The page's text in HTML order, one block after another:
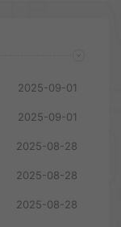
2025-09-01
2025-09-01
2025-08-28
2025-08-28
2025-08-28